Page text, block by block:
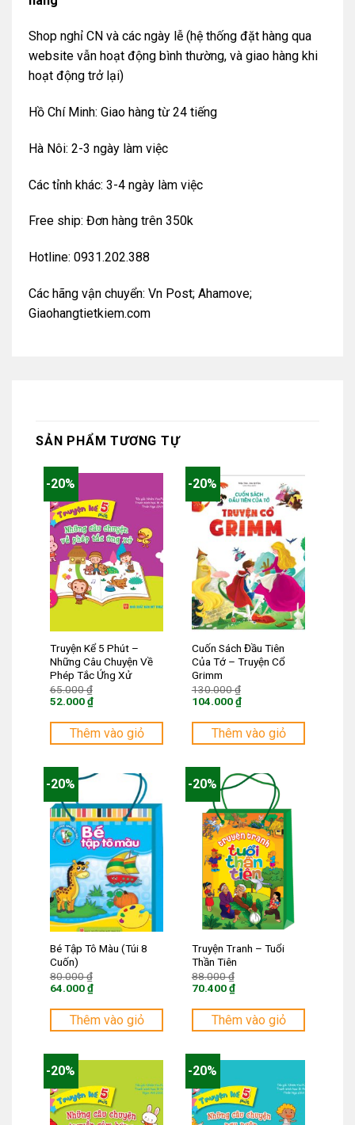
Shop nghỉ CN và các ngày lễ (hệ thống đặt hàng qua
website vẫn hoạt động bình thường, và giao hàng khi
hoạt động trở lại)
Hồ Chí Minh: Giao hàng từ 24 tiếng
Hà Nôi: 2-3 ngày làm việc
Các tỉnh khác: 3-4 ngày làm việc
Free ship: Đơn hàng trên 350k
Hotline: 0931.202.388
Các hãng vận chuyển: Vn Post; Ahamove;
Giaohangtietkiem.com
SẢN PHẨM TƯƠNG TỰ
-20%
Truyện Kể 5 Phút –
Những Câu Chuyện Về
Phép Tắc Ứng Xử
65.000₫
65.000 ₫.
52.000₫
hiện
là:
Thêm vào giỏ
-20%
Cuốn Sách Đầu Tiên
Của Tớ – Truyện Cổ
Grimm
130.000₫
130.000 ₫.
104.000₫
hiện
là:
Thêm vào giỏ
-20%
Bé Tập Tô Màu (Túi 8
Cuốn)
80.000₫
80.000 ₫.
64.000₫
hiện
là:
Thêm vào giỏ
-20%
Truyện Tranh – Tuổi
Thần Tiên
88.000₫
88.000 ₫.
70.400₫
hiện
là:
Thêm vào giỏ
-20% -20%